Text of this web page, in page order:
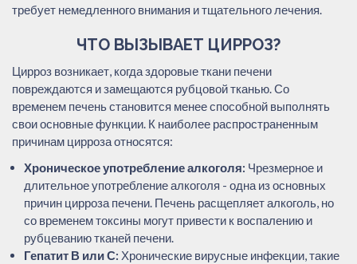
требует немедленного внимания и тщательного лечения.
ЧТО ВЫЗЫВАЕТ ЦИРРОЗ?
Цирроз возникает, когда здоровые ткани печени
повреждаются и замещаются рубцовой тканью. Со
временем печень становится менее способной выполнять
свои основные функции. К наиболее распространенным
причинам цирроза относятся:
Хроническое употребление алкоголя: Чрезмерное и
длительное употребление алкоголя - одна из основных
причин цирроза печени. Печень расщепляет алкоголь, но
со временем токсины могут привести к воспалению и
рубцеванию тканей печени.
Гепатит В или С: Хронические вирусные инфекции, такие